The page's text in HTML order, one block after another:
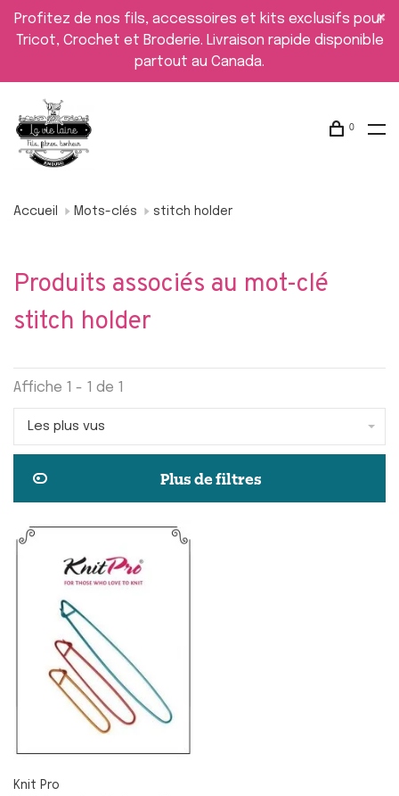
Profitez de nos fils, accessoires et kits exclusifs pour
Tricot, Crochet et Broderie. Livraison rapide disponible
partout au Canada.
0
Accueil Mots-clés stitch holder
Produits associés au mot-clé
stitch holder
Affiche 1 - 1 de 1
Les plus vus
Plus de filtres
Knit Pro